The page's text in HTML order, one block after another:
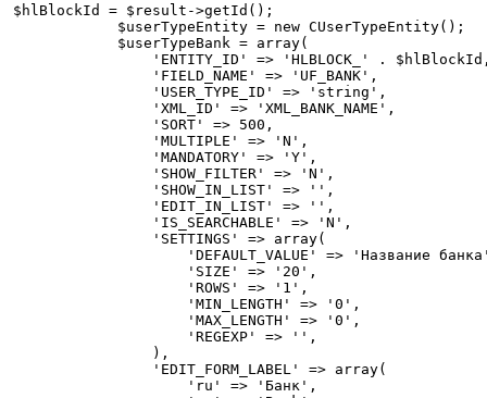
$hlBlockId = $result->getId();
$userTypeEntity = new CUserTypeEntity();
$userTypeBank = array(
'ENTITY_ID' => 'HLBLOCK_' .
'FIELD_NAME' => 'UF_BANK',
'USER_TYPE_ID' => 'string',
'XML_ID' => 'XML_BANK_NAME',
'SORT' => 500,
'MULTIPLE' => 'N',
'MANDATORY' => 'Y',
'SHOW_FILTER' => 'N',
'SHOW_IN_LIST' => '',
'EDIT_IN_LIST' => '',
'IS_SEARCHABLE' => 'N',
'SETTINGS' => array(
'DEFAULT_VALUE' => 'Название
'SIZE' => '20',
'ROWS' => '1',
'MIN_LENGTH' => '0',
'MAX_LENGTH' => '0',
'REGEXP' => '',
),
'EDIT_FORM_LABEL' => array(
'ru' => 'Банк',